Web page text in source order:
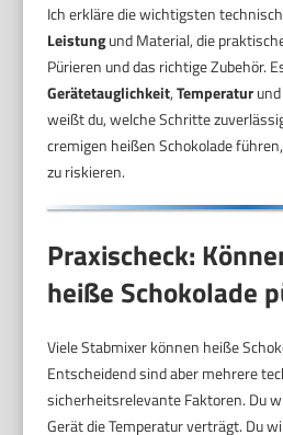
Ich erkläre die wichtigsten
Leistungund Material, die
Pürieren und das richtige Zubehör.
Gerätetauglichkeit,Temperaturund
weißt du, welche Schritte
cremigen heißen Schokolade
zu riskieren.
Praxischeck:
heiße Schokolade
Viele Stabmixer können heiße
Entscheidend sind aber mehrere
sicherheitsrelevante Faktoren. Du
Gerät die Temperatur verträgt. Du